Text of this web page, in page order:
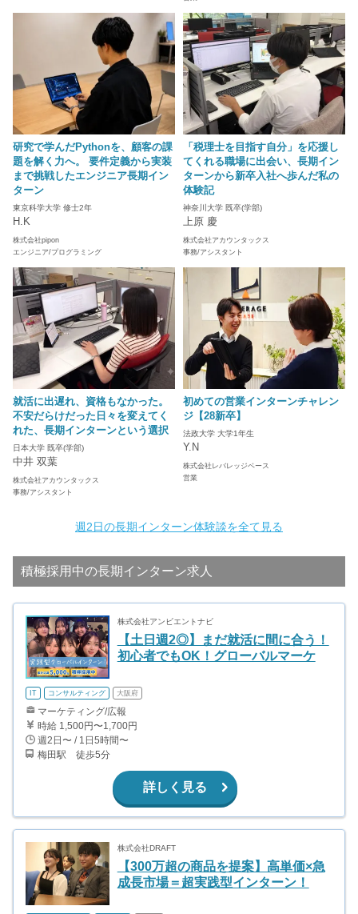
研究で学んだPythonを、顧客の課
題を解く力へ。 要件定義から実装
まで挑戦したエンジニア長期イン
ターン
東京科学大学 修士2年
H.K
株式会社pipon
エンジニア/プログラミング
「税理士を目指す自分」を応援し
てくれる職場に出会い、長期イン
ターンから新卒入社へ歩んだ私の
体験記
神奈川大学 既卒(学部)
上原 慶
株式会社アカウンタックス
事務/アシスタント
就活に出遅れ、資格もなかった。
不安だらけだった日々を変えてく
れた、長期インターンという選択
日本大学 既卒(学部)
中井 双葉
株式会社アカウンタックス
事務/アシスタント
初めての営業インターンチャレン
ジ【28新卒】
法政大学 大学1年生
Y.N
株式会社レバレッジベース
営業
週2日の長期インターン体験談を全て見る
積極採用中の長期インターン求人
株式会社アンビエントナビ
【土日週2◎】まだ就活に間に合う！
初心者でもOK！グローバルマーケ
IT コンサルティング 大阪府
マーケティング/広報
時給 1,500円〜1,700円
週2日〜 / 1日5時間〜
梅田駅 徒歩5分
詳しく見る
株式会社DRAFT
【300万超の商品を提案】高単価×急
成長市場＝超実践型インターン！